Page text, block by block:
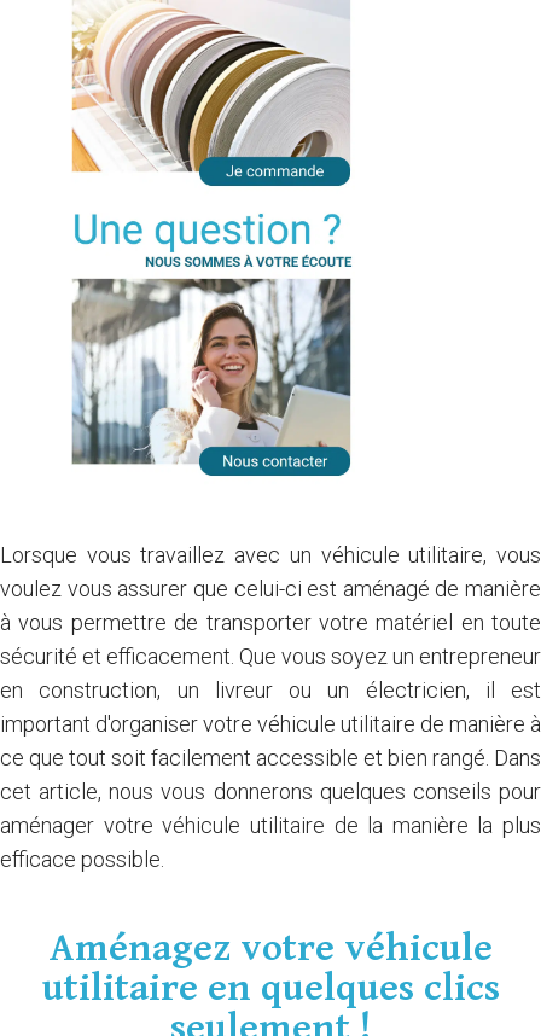
Lorsque vous travaillez avec un véhicule utilitaire, vous
voulez vous assurer que celui-ci est aménagé de manière
à vous permettre de transporter votre matériel en toute
sécurité et efficacement. Que vous soyez un entrepreneur
en construction, un livreur ou un électricien, il est
important d'organiser votre véhicule utilitaire de manière à
ce que tout soit facilement accessible et bien rangé. Dans
cet article, nous vous donnerons quelques conseils pour
aménager votre véhicule utilitaire de la manière la plus
efficace possible.
Aménagez votre véhicule
utilitaire en quelques clics